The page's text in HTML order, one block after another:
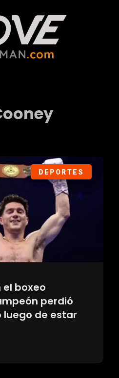
DEPORTES
boxeo
perdió
luego de estar